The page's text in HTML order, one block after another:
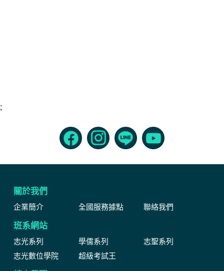
;
關於我們
企業簡介 全國服務據點 聯絡我們
班系網站
志光系列 學儒系列
志聖系列
志光數位學院
超級考試王